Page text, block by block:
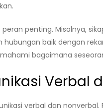
penting. Misalnya,
baik dengan
bagaimana
Verbal
verbal dan nonverbal.